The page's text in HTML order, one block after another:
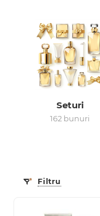
Seturi
162 bunuri
Filtru